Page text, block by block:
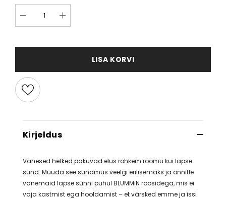
LISA KORVI
Kirjeldus
Vähesed hetked pakuvad elus rohkem rõõmu kui lapse
sünd. Muuda see sündmus veelgi erilisemaks ja õnnitle
vanemaid lapse sünni puhul BLUMMiN roosidega, mis ei
vaja kastmist ega hooldamist – et värsked emme ja issi